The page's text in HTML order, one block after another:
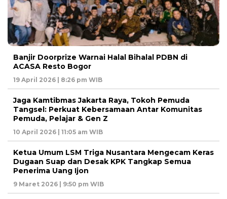
Banjir Doorprize Warnai Halal Bihalal PDBN di
ACASA Resto Bogor
19 April 2026 | 8:26 pm WIB
Jaga Kamtibmas Jakarta Raya, Tokoh Pemuda
Tangsel: Perkuat Kebersamaan Antar Komunitas
Pemuda, Pelajar & Gen Z
10 April 2026 | 11:05 am WIB
Ketua Umum LSM Triga Nusantara Mengecam Keras
Dugaan Suap dan Desak KPK Tangkap Semua
Penerima Uang Ijon
9 Maret 2026 | 9:50 pm WIB